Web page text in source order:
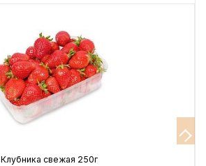
Клубника свежая 250г